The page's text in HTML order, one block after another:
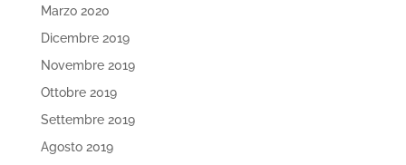
Marzo 2020
Dicembre 2019
Novembre 2019
Ottobre 2019
Settembre 2019
Agosto 2019